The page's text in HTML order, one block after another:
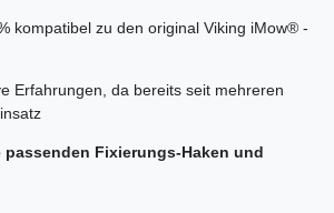
kompatibel zu den original Viking iMow® -
Erfahrungen, da bereits seit mehreren
Fixierungs-Haken und